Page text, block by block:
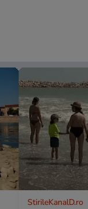
StirileKanalD.ro